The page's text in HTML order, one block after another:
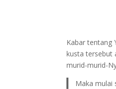
Kabar tentang
kusta tersebut
murid-murid-
Maka mulai